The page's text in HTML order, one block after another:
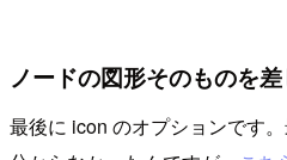
ノードの図形そのものを
最後に icon のオプションです